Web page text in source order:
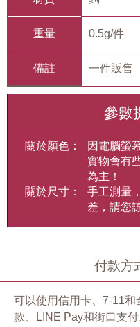
重量 0.5g/件
備註 一件販售
參數
關於顏色：
因電腦螢
實物會有
為主！
關於尺寸：
手工測量
差，請您
付款方
可以使用信用卡、7-11
款、LINE Pay和街口支